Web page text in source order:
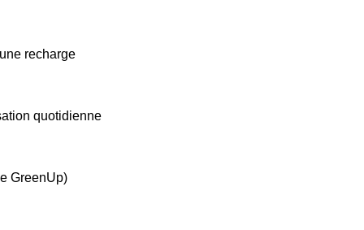
recharge
quotidienne
GreenUp)